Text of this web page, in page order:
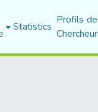
Statistics Profils